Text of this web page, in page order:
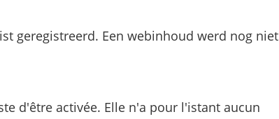
geregistreerd. Een webinhoud werd nog niet
d'être activée. Elle n'a pour l'istant aucun